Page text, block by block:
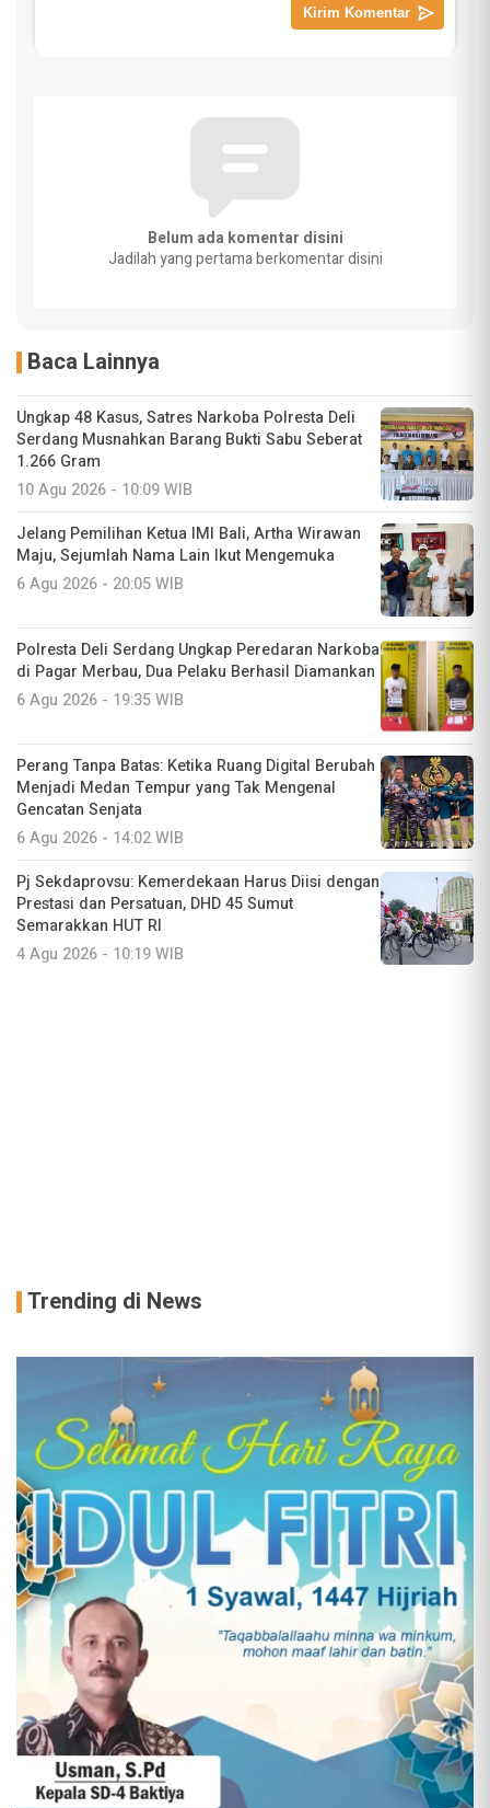
Belum ada komentar disini
Jadilah yang pertama berkomentar disini
Baca Lainnya
Ungkap 48 Kasus, Satres Narkoba Polresta Deli
Serdang Musnahkan Barang Bukti Sabu Seberat
1.266 Gram
10 Agu 2026 - 10:09 WIB
Jelang Pemilihan Ketua IMI Bali, Artha Wirawan
Maju, Sejumlah Nama Lain Ikut Mengemuka
6 Agu 2026 - 20:05 WIB
Polresta Deli Serdang Ungkap Peredaran Narkoba
di Pagar Merbau, Dua Pelaku Berhasil Diamankan
6 Agu 2026 - 19:35 WIB
Perang Tanpa Batas: Ketika Ruang Digital Berubah
Menjadi Medan Tempur yang Tak Mengenal
Gencatan Senjata
6 Agu 2026 - 14:02 WIB
Pj Sekdaprovsu: Kemerdekaan Harus Diisi dengan
Prestasi dan Persatuan, DHD 45 Sumut
Semarakkan HUT RI
4 Agu 2026 - 10:19 WIB
Trending di News